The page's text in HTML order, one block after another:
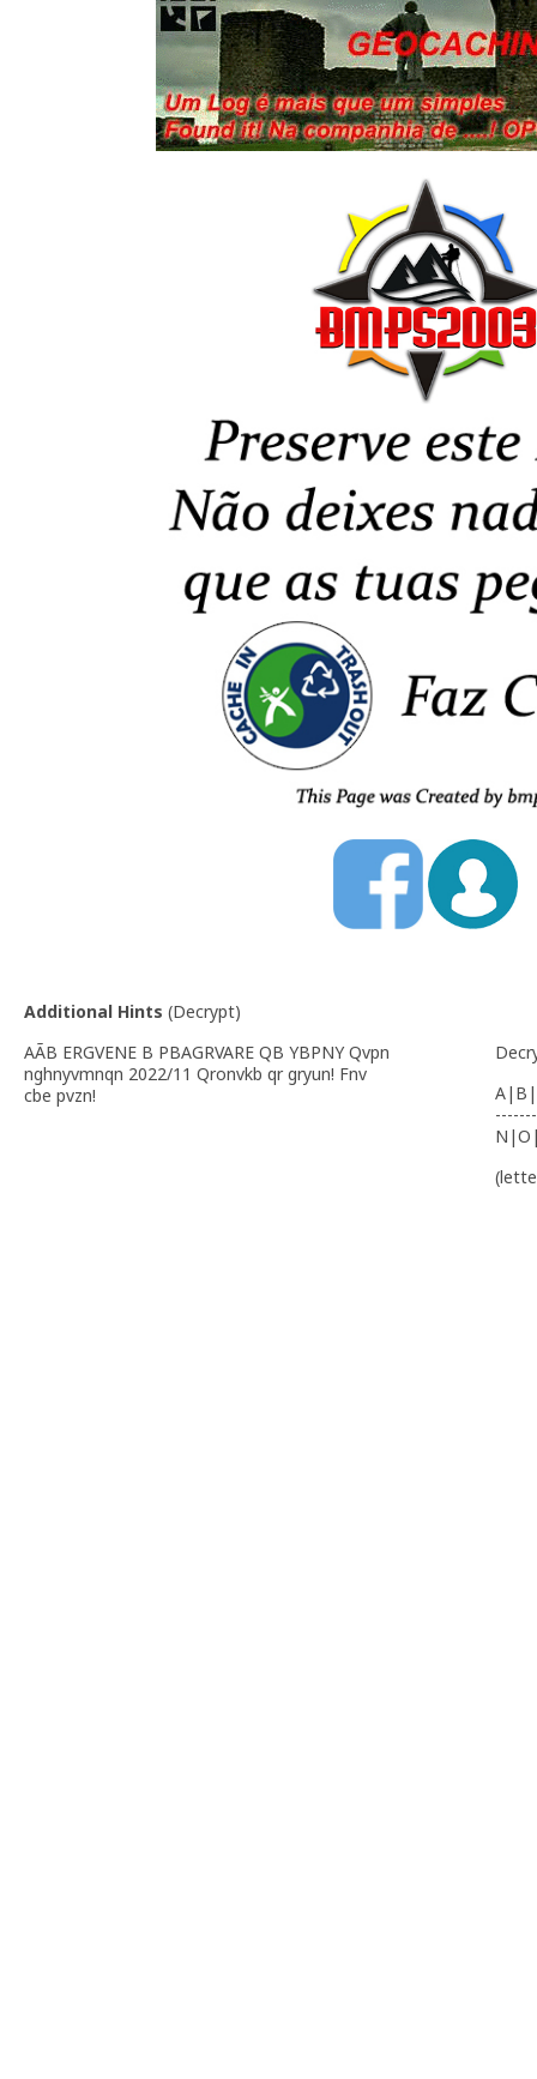
Additional Hints (Decrypt)
AÃB ERGVENE B PBAGRVARE QB YBPNY Qvpn
nghnyvmnqn 2022/11 Qronvkb qr gryun! Fnv
cbe pvzn!